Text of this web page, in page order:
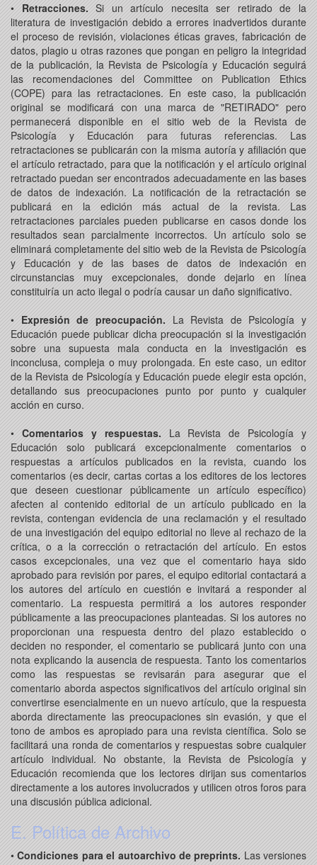
•Retracciones.Si un artículo necesita ser retirado de la
literatura de investigación debido a errores inadvertidos durante
el proceso de revisión, violaciones éticas graves, fabricación de
datos, plagio u otras razones que pongan en peligro la integridad
de la publicación, la Revista de Psicología y Educación seguirá
las recomendaciones del Committee on Publication Ethics
(COPE) para las retractaciones. En este caso, la publicación
original se modificará con una marca de "RETIRADO" pero
permanecerá disponible en el sitio web de la Revista de
Psicología y Educación para futuras referencias. Las
retractaciones se publicarán con la misma autoría y afiliación que
el artículo retractado, para que la notificación y el artículo original
retractado puedan ser encontrados adecuadamente en las bases
de datos de indexación. La notificación de la retractación se
publicará en la edición más actual de la revista. Las
retractaciones parciales pueden publicarse en casos donde los
resultados sean parcialmente incorrectos. Un artículo solo se
eliminará completamente del sitio web de la Revista de Psicología
y Educación y de las bases de datos de indexación en
circunstancias muy excepcionales, donde dejarlo en línea
constituiría un acto ilegal o podría causar un daño significativo.
•Expresión de preocupación.La Revista de Psicología y
Educación puede publicar dicha preocupación si la investigación
sobre una supuesta mala conducta en la investigación es
inconclusa, compleja o muy prolongada. En este caso, un editor
de la Revista de Psicología y Educación puede elegir esta opción,
detallando sus preocupaciones punto por punto y cualquier
acción en curso.
•Comentarios y respuestas.La Revista de Psicología y
Educación solo publicará excepcionalmente comentarios o
respuestas a artículos publicados en la revista, cuando los
comentarios (es decir, cartas cortas a los editores de los lectores
que deseen cuestionar públicamente un artículo específico)
afecten al contenido editorial de un artículo publicado en la
revista, contengan evidencia de una reclamación y el resultado
de una investigación del equipo editorial no lleve al rechazo de la
crítica, o a la corrección o retractación del artículo. En estos
casos excepcionales, una vez que el comentario haya sido
aprobado para revisión por pares, el equipo editorial contactará a
los autores del artículo en cuestión e invitará a responder al
comentario. La respuesta permitirá a los autores responder
públicamente a las preocupaciones planteadas. Si los autores no
proporcionan una respuesta dentro del plazo establecido o
deciden no responder, el comentario se publicará junto con una
nota explicando la ausencia de respuesta. Tanto los comentarios
como las respuestas se revisarán para asegurar que el
comentario aborda aspectos significativos del artículo original sin
convertirse esencialmente en un nuevo artículo, que la respuesta
aborda directamente las preocupaciones sin evasión, y que el
tono de ambos es apropiado para una revista científica. Solo se
facilitará una ronda de comentarios y respuestas sobre cualquier
artículo individual. No obstante, la Revista de Psicología y
Educación recomienda que los lectores dirijan sus comentarios
directamente a los autores involucrados y utilicen otros foros para
una discusión pública adicional.
E. Política de Archivo
•Condiciones para el autoarchivo de preprints.Las versiones